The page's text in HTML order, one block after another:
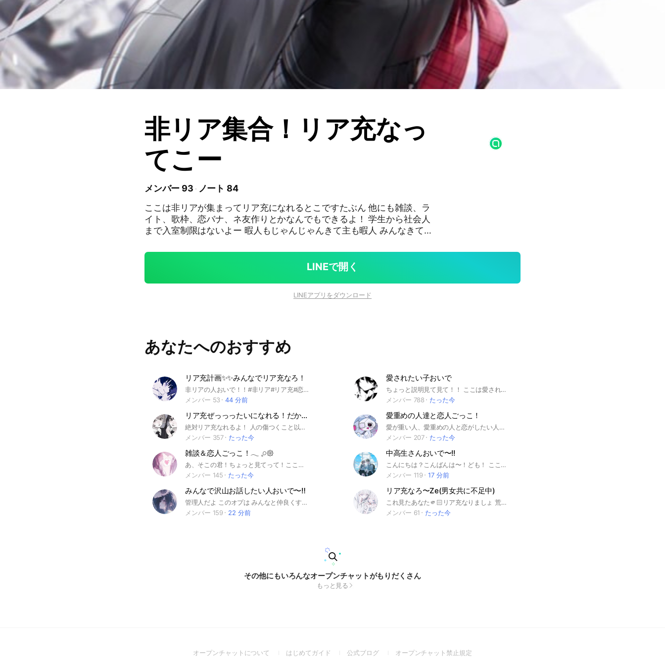
非リア集合！リア充なっ
てこー
メンバー 93
ノート 84
ここは非リアが集まってリア充になれるとこですたぶん 他にも雑談、ラ
イト、歌枠、恋バナ、ネ友作りとかなんでもできるよ！ 学生から社会人
まで入室制限はないよー 暇人もじゃんじゃんきて主も暇人 みんなきて
ナ#ネ友#中学生#中1#中2#中3#高校生#高1#高2#高3#中高生#学生#社
LINEで開く
LINEアプリをダウンロード
あなたへのおすすめ
リア充計画✨✨みんなでリア充なろ！
非リアの人おいで！！#非リア#リア充#恋愛
メンバー 53
44 分前
愛されたい子おいで
ちょっと説明見て見て！！ ここは愛されたい人が集まるグループだよ〜！ 例えば「親とか友達からの愛が足りない！！」って子とか「親と友達には愛されてるけどもっと他の人にも愛して欲しい！｣みたいな子をみんなで愛し合って行けたらいいなって思ってるよ> ·̫ <♩ 本当にどんな子でもOK😽 オーナーは人のいい所を見つけるのがめっちゃ得意！ 「自分なんかいいとこないから誰にも愛されない…」とか思ってたとしても絶対本気で心から愛すよ🫶 ここにいる条件⬇️ 荒らし❌ （荒らしは管理人達が荒らしだと判断したらすぐに強制退会とさせていただきます） 管理者の言うことはちゃんと聞く 詳しいことはノートを見てね！ 即抜けOKだから一回入ってみない…？？
メンバー 788
たった今
リア充ぜっっったいになれる！だからリア充なりたい🥺って子今すぐおいで🫶🏻💕
絶対リア充なれるよ！ 人の傷つくこと以外全然おっけ なりきりさんもリア友作りたいだけの人もおいでーーー🫶🏻💕歌枠とかもするしなるきりの人も全然カモーン！しかも乙女たくさん！
メンバー 357
たった今
愛重めの人達と恋人ごっこ！
愛が重い人、愛重めの人と恋がしたい人、暇人、大歓迎です‼️愛が重い人に愛されたいとか言う人！ここにきてくださいっ！まぁとにかく、このオプに来てくれればそれだけで嬉しいです☺️だから、来てくれるよねー？ ⚠️即抜けなし、無言抜けなし、退会する時は理由を言う、出会い厨は入るの禁止、無理やり、しつこく、個人情報を聞くのは絶対ダメ 浮気禁止⚠️だよ！守ってね？ 暇なときとか全然話し相手になったりしてあげられるから、人が少なくても俺は入ってくれた人達にも優しいから！仲良くしてね！ 語彙力なくてごめんねm(_ _)m このオプ入ってすぐタメ口でいいよー 退会する時は一言言ってね？ 朝から夜までいつでも入ってきていいよ！ あと、抜ける時なんも言わずに抜ける人結構いるからやめてね？マジで多いいから！（2回目）しつこくてごめん！！ m(__)m とにかく入ってね！来てほしいなぁ(｀・ω・´)✨⭐️ それでは、楽しんで！ 💦長文失礼💦 あきさんいつでも帰ってきてね〜！
メンバー 207
たった今
雑談＆恋人ごっこ！𓂃 𓈒𓏸𑁍
あ、そこの君！ちょっと見てって！ここでは楽しく雑談しながら恋愛ごっこができるよ！！！副官たちの管理もしっかりしてるからルールを守れば安心安全に楽しめる！ぜひ来てね！ ※小学生以下は親の同意がないと入るの禁止
メンバー 145
たった今
中高生さんおいで〜!!
こんにちは？こんばんは〜！ども！ ここでは！みんなで楽しく話して みんなで沢山集まって自分の好きな友達や色んな人を見つけて過ごそ〜！！ 相談も大歓迎だよ〜！NGなことは入った時にノートを見ればわかるので！良ければ入ってNGなことを気をつけながら過ごそうね〜！！！ ここまで読んでくれてありがとう！✨ #中学生#高校生#相談#恋愛#友達 #1年#2年#3年
メンバー 119
17 分前
みんなで沢山お話したい人おいで〜‼️
管理人だよ このオプは みんなと仲良くすること・仲良くなろうとすること が絶対条件❕ 喧嘩腰だったり、みんなと仲良くする気がない人は、周りから嫌われたり副官判断で蹴られる場合があります😿 ⚠️ 界隈民について 界隈民の参加はご遠慮ください。 平和民でも、身内ネタが多すぎると他のメンバーが会話に入りづらくなってしまいます💦 みんなが楽しめるオプにしたいので、ご理解お願いします🙏 💖 大歓迎な人 💖 * 荒野民 * 雑談したい子 * 暇つぶししたい子 * 惚気したい子 みんなで楽しくお話しよう❕🥳✨ 💕彼氏・彼女の惚気大歓迎❕ 恋人がいる子もいない子も気軽においで〜❕ #スプラ#スマブラ#大乱闘#Switch#荒野行動#荒野#雑談#相談#恋愛相談#リア充#非リア#彼氏#彼女#ライト#ライブトーク#暇つぶし#学生#大人#誰でも歓迎
メンバー 159
22 分前
リア充なろ〜Ze(男女共に不足中)
これ見たあなた🫵🏻リア充なりましょ 荒らさなければ大体OK ライトはほぼ毎日する予定
メンバー 61
たった今
その他にもいろんなオープンチャットがもりだくさん
もっと見る
オープンチャットについて
(Openはじめてガイド
(Open公式ブログ
(Openオープンチャット禁止規定(Open